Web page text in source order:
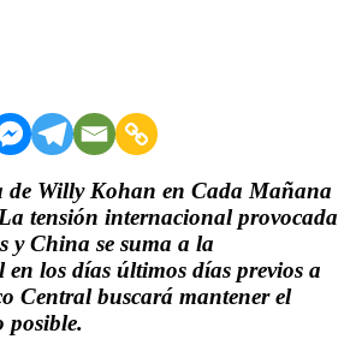
de Willy Kohan en Cada Mañana
tensión internacional provocada
y China se suma a la
los días últimos días previos a
Central buscará mantener el
posible.